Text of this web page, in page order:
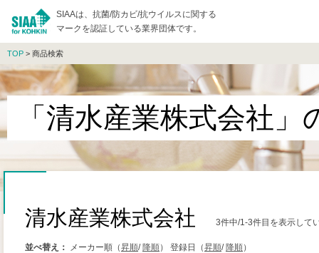
SIAAは、抗菌/防カビ/抗ウイルスに関する
マークを認証している業界団体です。
TOP > 商品検索
「清水産業株式会社」
清水産業株式会社 3件中/1-3件目を表示して
並べ替え： メーカー順（昇順/ 降順） 登録日（昇順/ 降順）